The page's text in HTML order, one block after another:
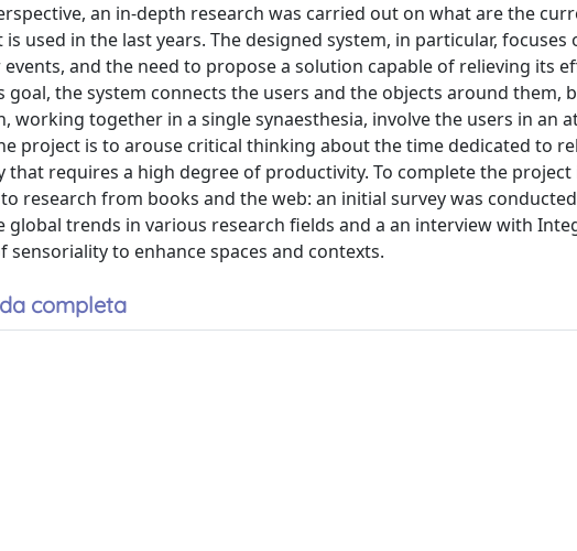
an in-depth research was carried out on what are the
used in the last years. The designed system, in particular, focuses
and the need to propose a solution capable of relieving its
goal, the system connects the users and the objects around them,
working together in a single synaesthesia, involve the users in an
project is to arouse critical thinking about the time dedicated to
that requires a high degree of productivity. To complete the project
research from books and the web: an initial survey was
global trends in various research fields and a an interview with
to enhance spaces and contexts.
completa